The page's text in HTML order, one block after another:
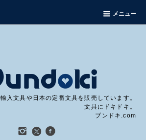
メニュー
輸入文具や日本の定番文具を販売しています。
文具にドキドキ。
ブンドキ.com